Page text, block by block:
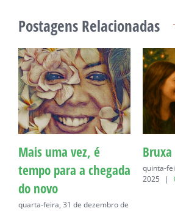
Postagens Relacionadas
de
Bruxa
quinta-feira, 6 de novembro de
2025
0 Comentários